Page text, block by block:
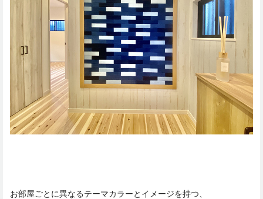
お部屋ごとに異なるテーマカラーとイメージを持つ、